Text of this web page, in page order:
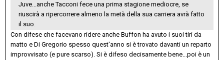
Juve...anche Tacconi fece una prima stagione mediocre, se
riuscirà a ripercorrere almeno la metà della sua carriera avrà fatto
il suo.
Con difese che facevano ridere anche Buffon ha avuto i suoi tiri da
matto e Di Gregorio spesso quest'anno si è trovato davanti un reparto
improvvisato (e pure scarso). Si è difeso decisamente bene...poi è un